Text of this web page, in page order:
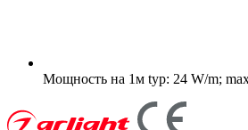
Мощность на 1м typ: 24 W/m;